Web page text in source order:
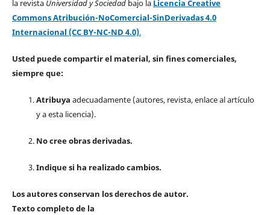
la revista Universidad y Sociedad bajo la Licencia Creative
Commons Atribución-NoComercial-SinDerivadas 4.0
Internacional (CC BY-NC-ND 4.0).
Usted puede compartir el material, sin fines comerciales,
siempre que:
Atribuya adecuadamente (autores, revista, enlace al artículo
y a esta licencia).
No cree obras derivadas.
Indique si ha realizado cambios.
Los autores conservan los derechos de autor.
Texto completo de la